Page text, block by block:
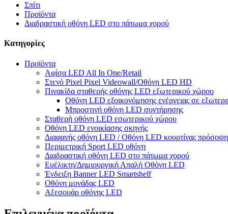
Σπίτι
Προϊόντα
Διαδραστική οθόνη LED στο πάτωμα χορού
Κατηγορίες
Προϊόντα
Αφίσα LED All In One/Retail
Στενό Pixel Pixel Videowall/Οθόνη LED HD
Πινακίδα σταθερής οθόνης LED εξωτερικού χώρου
Οθόνη LED εξοικονόμησης ενέργειας σε
Μπροστινή οθόνη LED συντήρησης
Σταθερή οθόνη LED εσωτερικού χώρου
Οθόνη LED ενοικίασης σκηνής
Διαφανής οθόνη LED / Οθόνη LED κουρτίνας
Περιμετρική Sport LED οθόνη
Διαδραστική οθόνη LED στο πάτωμα χορού
Ευέλικτη/Δημιουργική Απαλή Οθόνη LED
Ένδειξη Banner LED Smartshelf
Οθόνη μονάδας LED
Αξεσουάρ οθόνης LED